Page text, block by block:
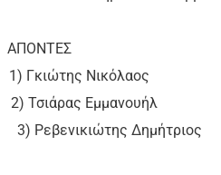
Γκιώτης Νικόλαος
Εμμανουήλ
3) Ρεβενικιώτης Δημήτριος